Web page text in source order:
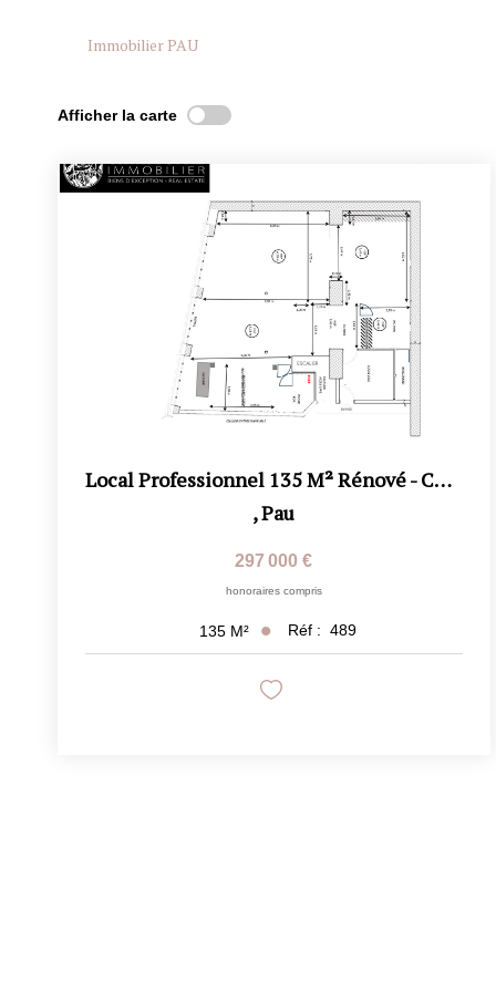
Immobilier PAU
Afficher la carte
Local Professionnel 135 M² Rénové - Centre-Ville - Bureaux,...
,Pau
297 000 €
honoraires compris
135 M² Réf : 489